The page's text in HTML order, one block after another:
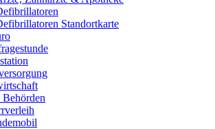
Standortkarte